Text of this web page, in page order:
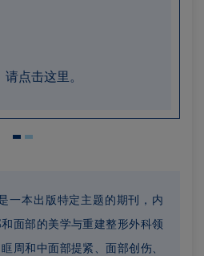
请点击这里 。
一本出版特定主题的期刊，内
面部的美学与重建整形外科领
周和中面部提紧、面部创伤、